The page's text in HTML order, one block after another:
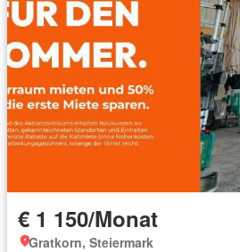
€ 1 150/Monat
Gratkorn, Steiermark